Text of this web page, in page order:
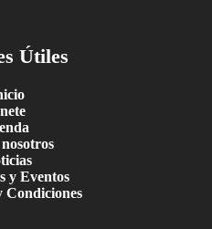
Útiles
y Eventos
Condiciones